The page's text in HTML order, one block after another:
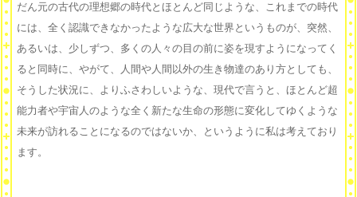
だん元の古代の理想郷の時代とほとんど同じような、これまでの時代
には、全く認識できなかったような広大な世界というものが、突然、
あるいは、少しずつ、多くの人々の目の前に姿を現すようになってく
ると同時に、やがて、人間や人間以外の生き物達のあり方としても、
そうした状況に、よりふさわしいような、現代で言うと、ほとんど超
能力者や宇宙人のような全く新たな生命の形態に変化してゆくような
未来が訪れることになるのではないか、というように私は考えており
ます。